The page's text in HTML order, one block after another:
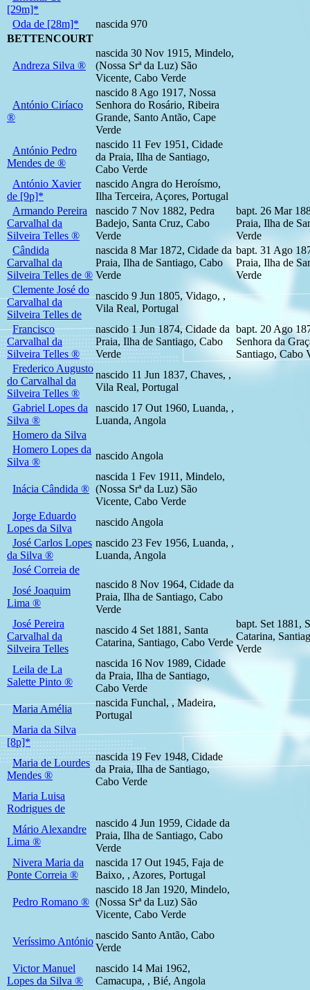
[29m]*
Oda de [28m]*
nascida 970
BETTENCOURT
Andreza Silva ®
nascida 30 Nov 1915, Mindelo,
(Nossa Srª da Luz) São
Vicente, Cabo Verde
António Ciríaco
®
nascido 8 Ago 1917, Nossa
Senhora do Rosário, Ribeira
Grande, Santo Antão, Cape
Verde
António Pedro
Mendes de ®
nascido 11 Fev 1951, Cidade
da Praia, Ilha de Santiago,
Cabo Verde
António Xavier
de [9p]*
nascido Angra do Heroísmo,
Ilha Terceira, Açores, Portugal
Armando Pereira
Carvalhal da
Silveira Telles ®
nascido 7 Nov 1882, Pedra
Badejo, Santa Cruz, Cabo
Verde
bapt. 26 Mar
Praia, Ilha de
Verde
Cândida
Carvalhal da
Silveira Telles de ®
nascida 8 Mar 1872, Cidade da
Praia, Ilha de Santiago, Cabo
Verde
bapt. 31 Ago
Praia, Ilha de
Verde
Clemente José do
Carvalhal da
Silveira Telles de
nascido 9 Jun 1805, Vidago, ,
Vila Real, Portugal
Francisco
Carvalhal da
Silveira Telles ®
nascido 1 Jun 1874, Cidade da
Praia, Ilha de Santiago, Cabo
Verde
bapt. 20 Ago
Senhora da
Santiago, Cabo
Frederico Augusto
do Carvalhal da
Silveira Telles ®
nascido 11 Jun 1837, Chaves, ,
Vila Real, Portugal
Gabriel Lopes da
Silva ®
nascido 17 Out 1960, Luanda, ,
Luanda, Angola
Homero da Silva
Homero Lopes da
Silva ®
nascido Angola
Inácia Cândida ®
nascida 1 Fev 1911, Mindelo,
(Nossa Srª da Luz) São
Vicente, Cabo Verde
Jorge Eduardo
Lopes da Silva
nascido Angola
José Carlos Lopes
da Silva ®
nascido 23 Fev 1956, Luanda, ,
Luanda, Angola
José Correia de
José Joaquim
Lima ®
nascido 8 Nov 1964, Cidade da
Praia, Ilha de Santiago, Cabo
Verde
José Pereira
Carvalhal da
Silveira Telles
nascido 4 Set 1881, Santa
Catarina, Santiago, Cabo Verde
bapt. Set 1881,
Catarina,
Verde
Leila de La
Salette Pinto ®
nascida 16 Nov 1989, Cidade
da Praia, Ilha de Santiago,
Cabo Verde
Maria Amélia
nascida Funchal, , Madeira,
Portugal
Maria da Silva
[8p]*
Maria de Lourdes
Mendes ®
nascida 19 Fev 1948, Cidade
da Praia, Ilha de Santiago,
Cabo Verde
Maria Luisa
Rodrigues de
Mário Alexandre
Lima ®
nascido 4 Jun 1959, Cidade da
Praia, Ilha de Santiago, Cabo
Verde
Nivera Maria da
Ponte Correia ®
nascida 17 Out 1945, Faja de
Baixo, , Azores, Portugal
Pedro Romano ®
nascido 18 Jan 1920, Mindelo,
(Nossa Srª da Luz) São
Vicente, Cabo Verde
Veríssimo António
nascido Santo Antão, Cabo
Verde
Victor Manuel
Lopes da Silva ®
nascido 14 Mai 1962,
Camacupa, , Bié, Angola